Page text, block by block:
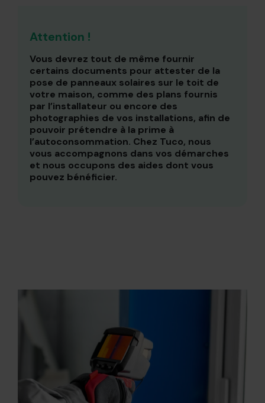
Attention !
Vous devrez tout de même fournir
certains documents pour attester de la
pose de panneaux solaires sur le toit de
votre maison, comme des plans fournis
par l’installateur ou encore des
photographies de vos installations, afin de
pouvoir prétendre à la prime à
l’autoconsommation. Chez Tuco, nous
vous accompagnons dans vos démarches
et nous occupons des aides dont vous
pouvez bénéficier.